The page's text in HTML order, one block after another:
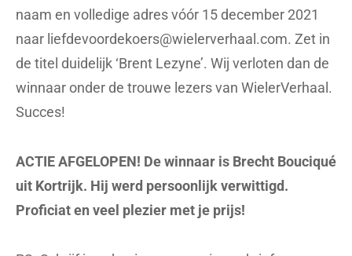
naam en volledige adres vóór 15 december 2021
naar liefdevoordekoers@wielerverhaal.com. Zet in
de titel duidelijk ‘Brent Lezyne’. Wij verloten dan de
winnaar onder de trouwe lezers van WielerVerhaal.
Succes!
ACTIE AFGELOPEN! De winnaar is Brecht Bouciqué
uit Kortrijk. Hij werd persoonlijk verwittigd.
Proficiat en veel plezier met je prijs!